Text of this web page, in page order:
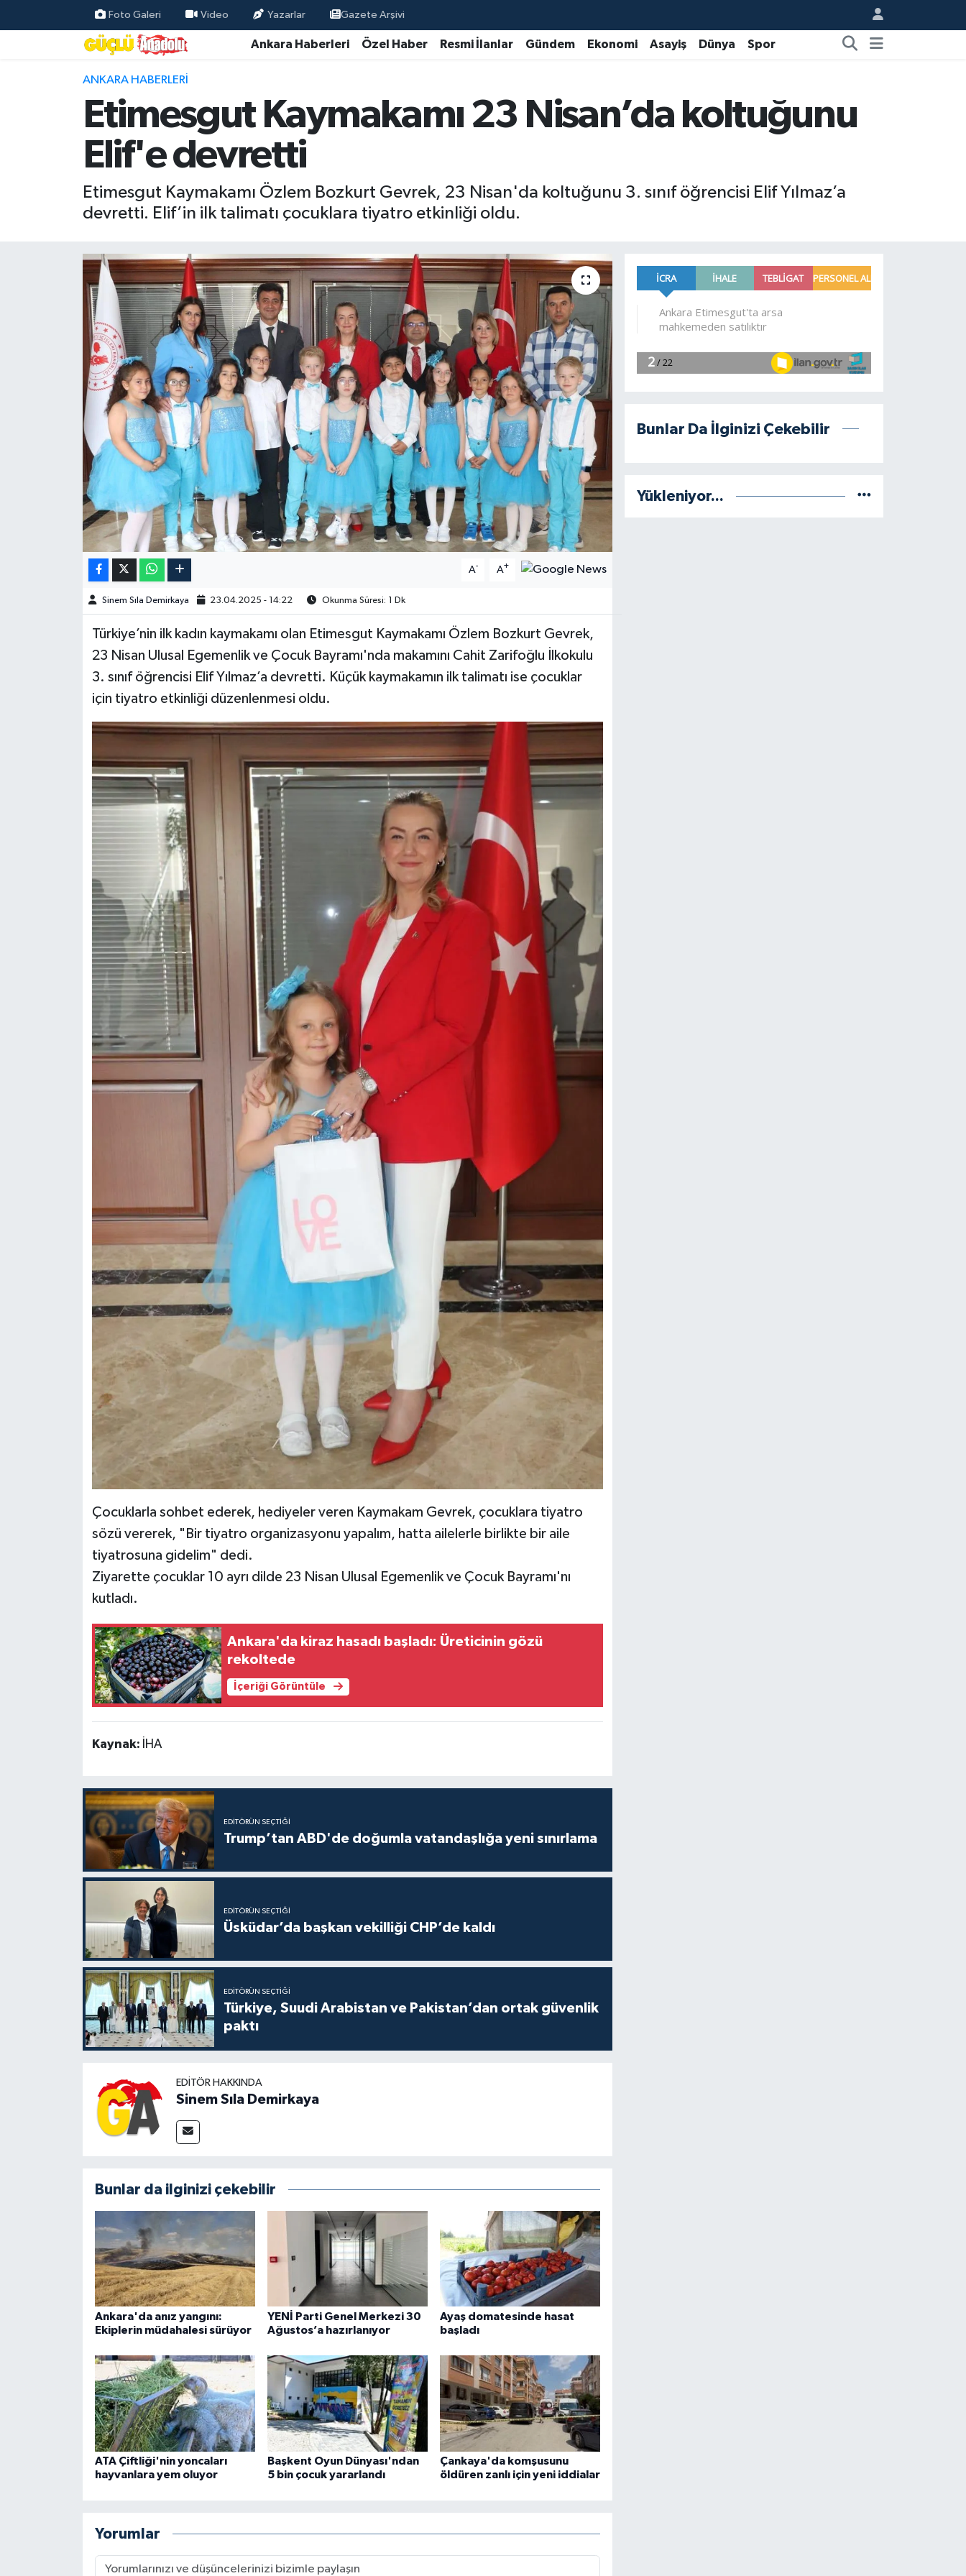
Foto Galeri Video Yazarlar Gazete Arşivi
Ankara Haberleri Özel Haber Resmi İlanlar Gündem Ekonomi Asayiş Dünya Spor
ANKARA HABERLERI
Etimesgut Kaymakamı 23 Nisan’da koltuğunu
Elif'e devretti
Etimesgut Kaymakamı Özlem Bozkurt Gevrek, 23 Nisan'da koltuğunu 3. sınıf öğrencisi Elif Yılmaz’a
devretti. Elif’in ilk talimatı çocuklara tiyatro etkinliği oldu.
A- A+
Sinem Sıla Demirkaya 23.04.2025 - 14:22 Okunma Süresi: 1 Dk
Türkiye’nin ilk kadın kaymakamı olan Etimesgut Kaymakamı Özlem Bozkurt Gevrek,
23 Nisan Ulusal Egemenlik ve Çocuk Bayramı'nda makamını Cahit Zarifoğlu İlkokulu
3. sınıf öğrencisi Elif Yılmaz’a devretti. Küçük kaymakamın ilk talimatı ise çocuklar
için tiyatro etkinliği düzenlenmesi oldu.
Çocuklarla sohbet ederek, hediyeler veren Kaymakam Gevrek, çocuklara tiyatro
sözü vererek, "Bir tiyatro organizasyonu yapalım, hatta ailelerle birlikte bir aile
tiyatrosuna gidelim" dedi.
Ziyarette çocuklar 10 ayrı dilde 23 Nisan Ulusal Egemenlik ve Çocuk Bayramı'nı
kutladı.
Ankara'da kiraz hasadı başladı: Üreticinin gözü
rekoltede
İçeriği Görüntüle
Kaynak: İHA
EDITÖRÜN SEÇTIĞI
Trump’tan ABD'de doğumla vatandaşlığa yeni sınırlama
EDITÖRÜN SEÇTIĞI
Üsküdar’da başkan vekilliği CHP’de kaldı
EDITÖRÜN SEÇTIĞI
Türkiye, Suudi Arabistan ve Pakistan’dan ortak güvenlik
paktı
EDITÖR HAKKINDA
Sinem Sıla Demirkaya
Bunlar da ilginizi çekebilir
Ankara'da anız yangını:
Ekiplerin müdahalesi sürüyor
YENİ Parti Genel Merkezi 30
Ağustos’a hazırlanıyor
Ayaş domatesinde hasat
başladı
ATA Çiftliği'nin yoncaları
hayvanlara yem oluyor
Başkent Oyun Dünyası'ndan
5 bin çocuk yararlandı
Çankaya'da komşusunu
öldüren zanlı için yeni iddialar
Yorumlar
Bunlar Da İlginizi Çekebilir
Yükleniyor...
Özel Haber
Resmi İlanlar
Gündem
Burç Yorumları
Hava Durumu
Kim kimdir?
Kültür Sanat
Yaşam-Çevre